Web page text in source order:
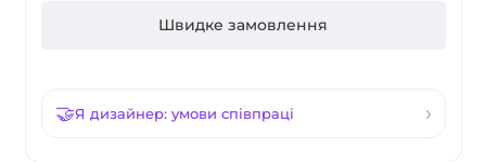
Швидке замовлення
Я дизайнер: умови співпраці